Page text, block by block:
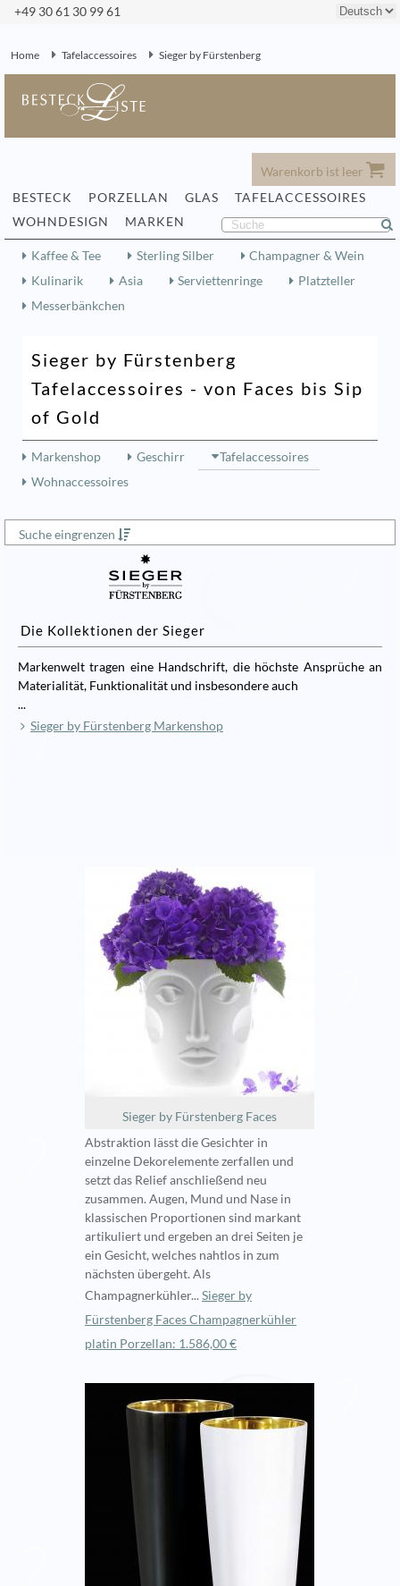
+49 30 61 30 99 61
Home Tafelaccessoires Sieger by Fürstenberg
Warenkorb ist leer
BESTECK
PORZELLAN GLAS
TAFELACCESSOIRES
WOHNDESIGN
MARKEN
Kaffee & Tee Sterling Silber
Champagner & Wein
Kulinarik
Asia Serviettenringe
Platzteller
Messerbänkchen
Sieger by Fürstenberg
Tafelaccessoires - von Faces bis Sip
of Gold
Markenshop Geschirr
Tafelaccessoires
Wohnaccessoires
Suche eingrenzen
Die Kollektionen der Sieger
Markenwelt tragen eine Handschrift, die höchste Ansprüche an
Materialität, Funktionalität und insbesondere auch
...
Sieger by Fürstenberg Markenshop
Sieger by Fürstenberg Faces
Abstraktion lässt die Gesichter in
einzelne Dekorelemente zerfallen und
setzt das Relief anschließend neu
zusammen. Augen, Mund und Nase in
klassischen Proportionen sind markant
artikuliert und ergeben an drei Seiten je
ein Gesicht, welches nahtlos in zum
nächsten übergeht. Als
Champagnerkühler... Sieger by
Fürstenberg Faces Champagnerkühler
platin Porzellan: 1.586,00 €